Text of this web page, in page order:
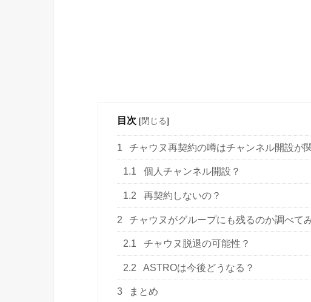
目次 [閉じる]
1 チャウヌ再契約の噂はチャンネル開設が
1.1 個人チャンネル開設？
1.2 再契約しないの？
2 チャウヌがグループにも残るのか調べて
2.1 チャウヌ脱退の可能性？
2.2 ASTROは今後どうなる？
3 まとめ